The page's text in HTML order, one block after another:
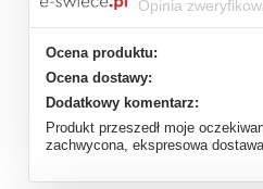
Opinia
Ocena produktu:
Ocena dostawy:
Dodatkowy komentarz:
Produkt przeszedł moje
zachwycona, ekspresowa dostawa